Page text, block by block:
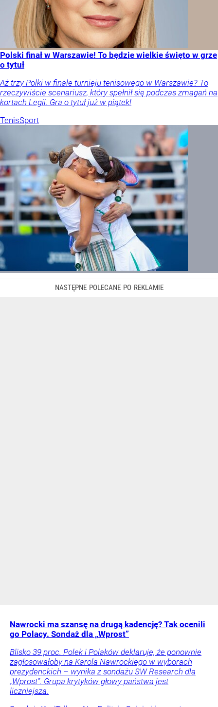
Polski finał w Warszawie! To będzie wielkie święto w grze
o tytuł
Aż trzy Polki w finale turnieju tenisowego w Warszawie? To
rzeczywiście scenariusz, który spełnił się podczas zmagań na
kortach Legii. Gra o tytuł już w piątek!
TenisSport
Nawrocki ma szansę na drugą kadencję? Tak ocenili
go Polacy. Sondaż dla „Wprost”
Blisko 39 proc. Polek i Polaków deklaruje, że ponownie
zagłosowałoby na Karola Nawrockiego w wyborach
prezydenckich – wynika z sondażu SW Research dla
„Wprost”. Grupa krytyków głowy państwa jest
liczniejsza.